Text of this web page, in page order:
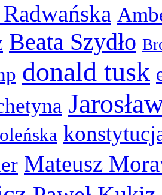
Beata Szydło
donald tusk
Mateusz